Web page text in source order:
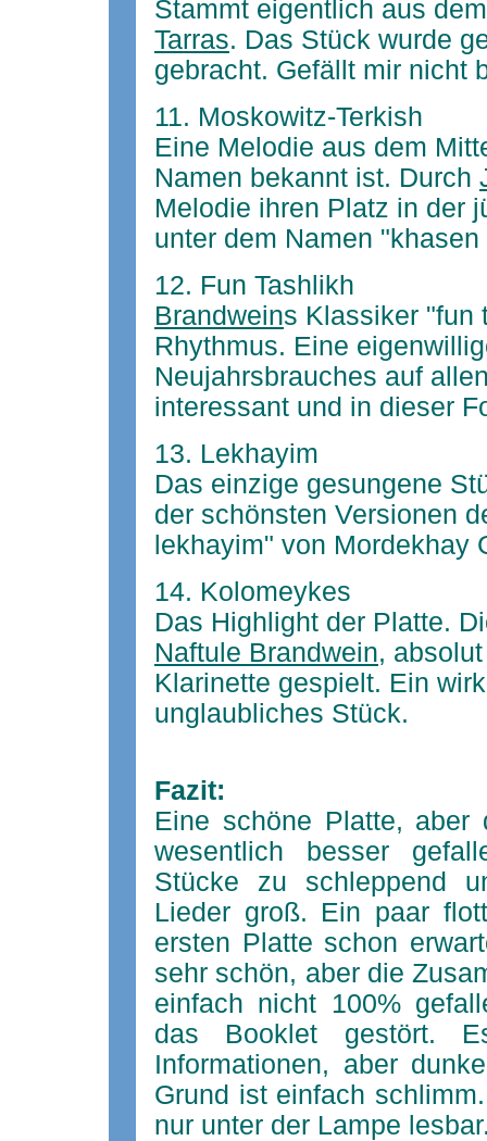
Stammt eigentlich aus
Tarras. Das Stück wurde
gebracht. Gefällt mir nicht
11. Moskowitz-Terkish
Eine Melodie aus dem
Namen bekannt ist. Durch
Melodie ihren Platz in der
unter dem Namen
12. Fun Tashlikh
Brandweins Klassiker "fun
Rhythmus. Eine
Neujahrsbrauches auf
interessant und in dieser
13. Lekhayim
Das einzige gesungene
der schönsten Versionen
lekhayim" von Mordekhay
14. Kolomeykes
Das Highlight der Platte.
Naftule Brandwein,
Klarinette gespielt. Ein
unglaubliches Stück.
Fazit:
Eine schöne Platte, aber
wesentlich besser
Stücke zu schleppend
Lieder groß. Ein paar
ersten Platte schon
sehr schön, aber die
einfach nicht 100%
das Booklet gestört.
Informationen, aber
Grund ist einfach
nur unter der Lampe